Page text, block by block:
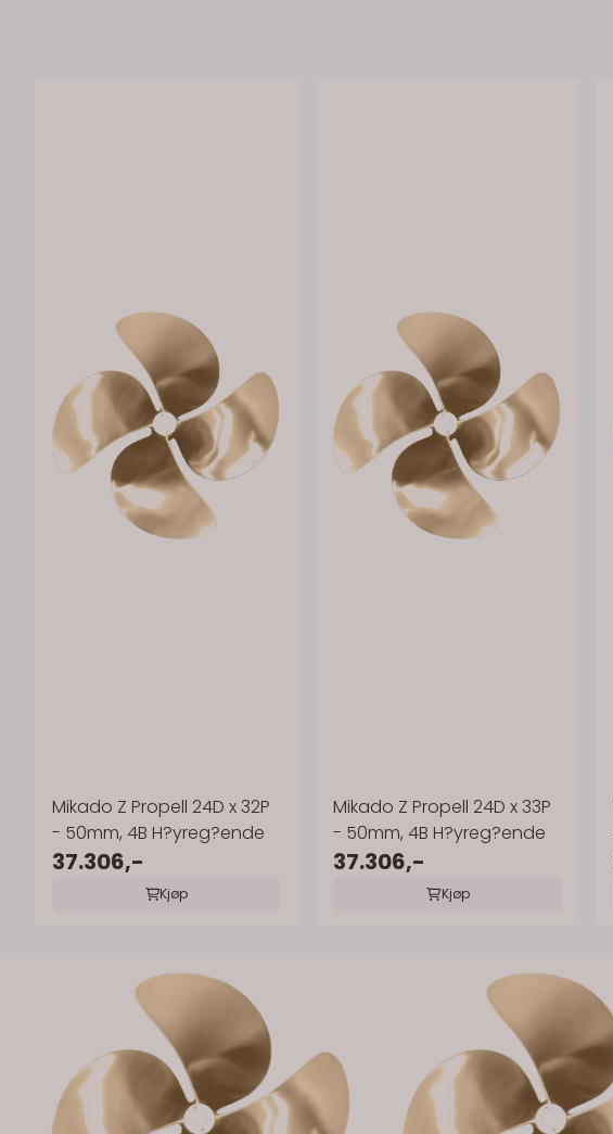
Mikado Z Propell 24D x 32P
- 50mm, 4B H?yreg?ende
37.306,-
Kjøp
Mikado Z Propell 24D x 33P
- 50mm, 4B H?yreg?ende
37.306,-
Kjøp